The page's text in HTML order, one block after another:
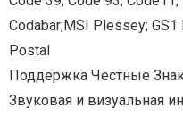
Codabar;MSI Plessey; GS1
Postal
Поддержка Честные
Звуковая и визуальная